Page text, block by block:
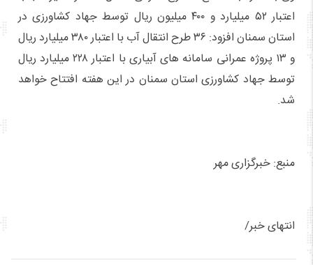
اعتبار ۵۲ میلیارد و ۴۰۰ میلیون ریال توسط جهاد کشاورزی در
استان سمنان افزود: ۳۶ طرح انتقال آب با اعتبار ۳۸۰ میلیارد ریال
و ۱۳ پروژه عمرانی سامانه های آبیاری با اعتبار ۲۲۸ میلیارد ریال
توسط جهاد کشاورزی استان سمنان در این هفته افتتاح خواهد
شد.
منبع: خبرگزاری مهر
انتهای خبر/